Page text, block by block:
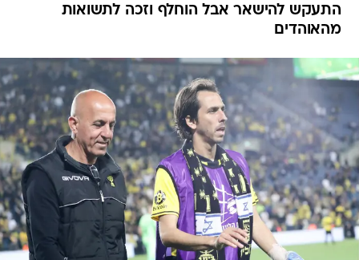
התעקש להישאר אבל הוחלף וזכה לתשואות
מהאוהדים